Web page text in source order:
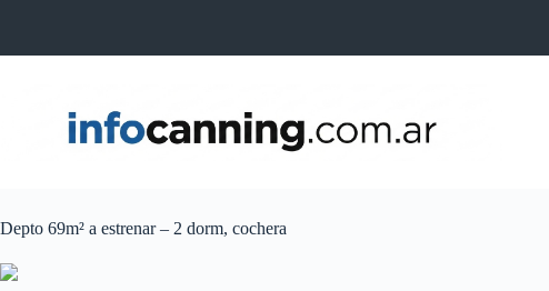
Depto 69m² a estrenar – 2 dorm, cochera